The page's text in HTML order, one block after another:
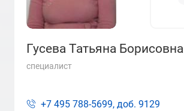
Гусева Татьяна Борисовна
специалист
+7 495 788-5699, доб. 9129